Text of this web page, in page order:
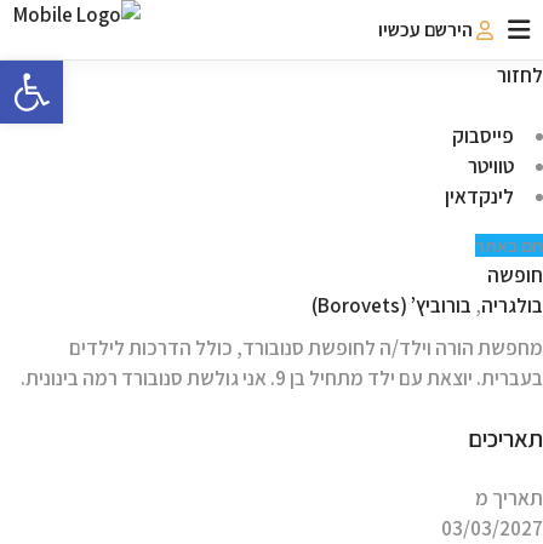
הירשם עכשיו
לחזור
פייסבוק
טוויטר
לינקדאין
חם באתר
חופשה
בולגריה, בורוביץ’ (Borovets)
מחפשת הורה וילד/ה לחופשת סנובורד, כולל הדרכות לילדים
בעברית. יוצאת עם ילד מתחיל בן 9. אני גולשת סנובורד רמה בינונית.
תאריכים
תאריך מ
03/03/2027